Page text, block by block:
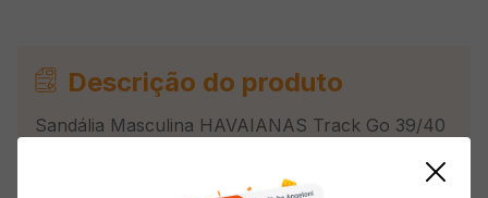
Descrição do produto
Sandália Masculina HAVAIANAS Track Go 39/40
Preto